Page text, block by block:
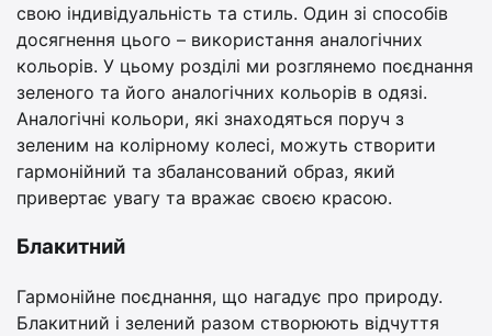
свою індивідуальність та стиль. Один зі способів
досягнення цього – використання аналогічних
кольорів. У цьому розділі ми розглянемо поєднання
зеленого та його аналогічних кольорів в одязі.
Аналогічні кольори, які знаходяться поруч з
зеленим на колірному колесі, можуть створити
гармонійний та збалансований образ, який
привертає увагу та вражає своєю красою.
Блакитний
Гармонійне поєднання, що нагадує про природу.
Блакитний і зелений разом створюють відчуття